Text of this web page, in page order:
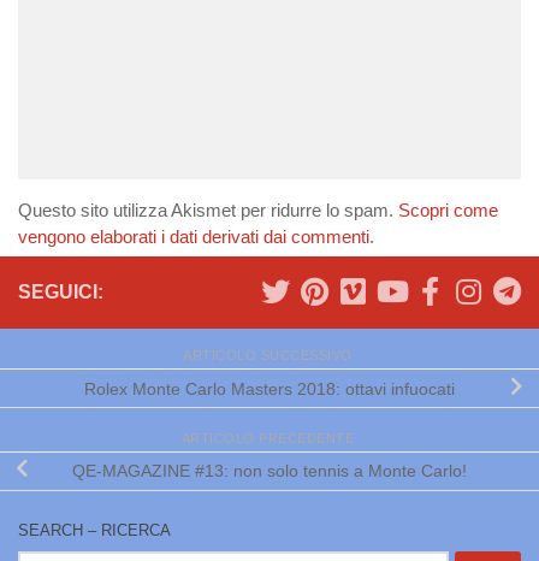
Questo sito utilizza Akismet per ridurre lo spam. Scopri come
vengono elaborati i dati derivati dai commenti.
SEGUICI:
ARTICOLO SUCCESSIVO
Rolex Monte Carlo Masters 2018: ottavi infuocati
ARTICOLO PRECEDENTE
QE-MAGAZINE #13: non solo tennis a Monte Carlo!
SEARCH – RICERCA